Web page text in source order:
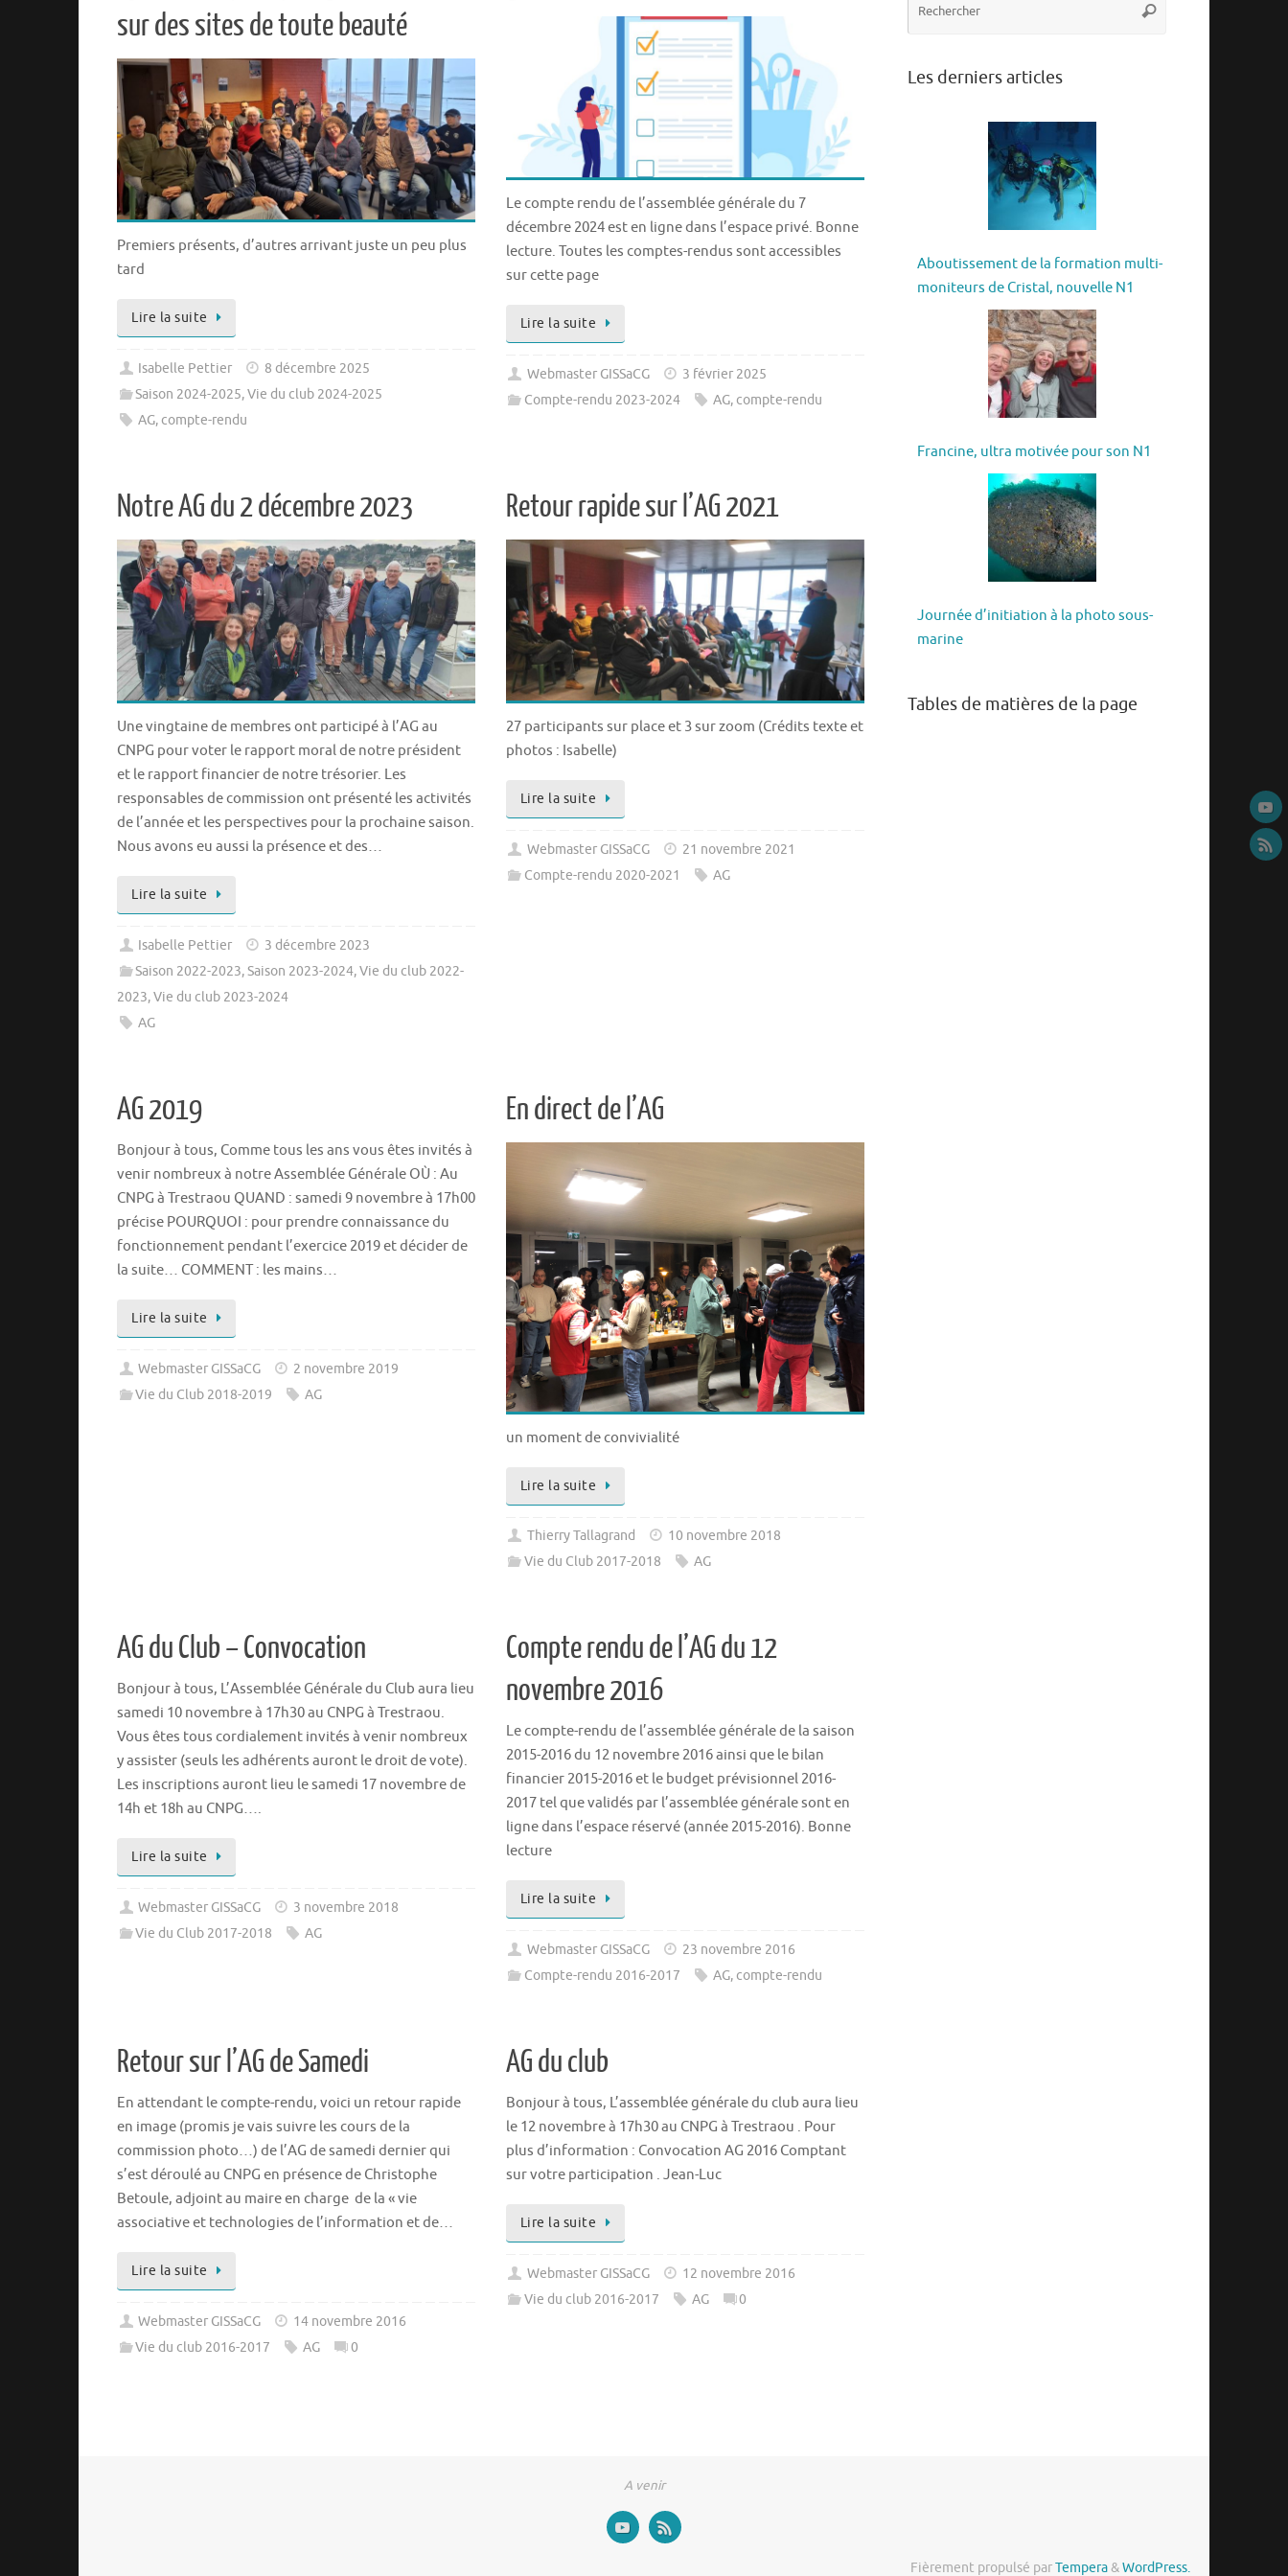
sur des sites de toute beauté
Premiers présents, d’autres arrivant juste un peu plus
tard
Lire la suite
Isabelle Pettier
8 décembre 2025
Saison 2024-2025,Vie du club 2024-2025
AG, compte-rendu
Le compte rendu de l’assemblée générale du 7
décembre 2024 est en ligne dans l’espace privé. Bonne
lecture. Toutes les comptes-rendus sont accessibles
sur cette page
Lire la suite
Webmaster GISSaCG
3 février 2025
Compte-rendu 2023-2024
AG, compte-rendu
Notre AG du 2 décembre 2023
Une vingtaine de membres ont participé à l’AG au
CNPG pour voter le rapport moral de notre président
et le rapport financier de notre trésorier. Les
responsables de commission ont présenté les activités
de l’année et les perspectives pour la prochaine saison.
Nous avons eu aussi la présence et des…
Lire la suite
Isabelle Pettier
3 décembre 2023
Saison 2022-2023,Saison 2023-2024,Vie du club 2022-
2023,Vie du club 2023-2024
AG
Retour rapide sur l’AG 2021
27 participants sur place et 3 sur zoom (Crédits texte et
photos : Isabelle)
Lire la suite
Webmaster GISSaCG
21 novembre 2021
Compte-rendu 2020-2021
AG
AG 2019
Bonjour à tous, Comme tous les ans vous êtes invités à
venir nombreux à notre Assemblée Générale OÙ : Au
CNPG à Trestraou QUAND : samedi 9 novembre à 17h00
précise POURQUOI : pour prendre connaissance du
fonctionnement pendant l’exercice 2019 et décider de
la suite… COMMENT : les mains…
Lire la suite
Webmaster GISSaCG
2 novembre 2019
Vie du Club 2018-2019
AG
En direct de l’AG
un moment de convivialité
Lire la suite
Thierry Tallagrand
10 novembre 2018
Vie du Club 2017-2018
AG
AG du Club – Convocation
Bonjour à tous, L’Assemblée Générale du Club aura lieu
samedi 10 novembre à 17h30 au CNPG à Trestraou.
Vous êtes tous cordialement invités à venir nombreux
y assister (seuls les adhérents auront le droit de vote).
Les inscriptions auront lieu le samedi 17 novembre de
14h et 18h au CNPG….
Lire la suite
Webmaster GISSaCG
3 novembre 2018
Vie du Club 2017-2018
AG
Compte rendu de l’AG du 12
novembre 2016
Le compte-rendu de l’assemblée générale de la saison
2015-2016 du 12 novembre 2016 ainsi que le bilan
financier 2015-2016 et le budget prévisionnel 2016-
2017 tel que validés par l’assemblée générale sont en
ligne dans l’espace réservé (année 2015-2016). Bonne
lecture
Lire la suite
Webmaster GISSaCG
23 novembre 2016
Compte-rendu 2016-2017
AG, compte-rendu
Retour sur l’AG de Samedi
En attendant le compte-rendu, voici un retour rapide
en image (promis je vais suivre les cours de la
commission photo…) de l’AG de samedi dernier qui
s’est déroulé au CNPG en présence de Christophe
Betoule, adjoint au maire en charge de la « vie
associative et technologies de l’information et de…
Lire la suite
Webmaster GISSaCG
14 novembre 2016
Vie du club 2016-2017
AG 0
AG du club
Bonjour à tous, L’assemblée générale du club aura lieu
le 12 novembre à 17h30 au CNPG à Trestraou . Pour
plus d’information : Convocation AG 2016 Comptant
sur votre participation . Jean-Luc
Lire la suite
Webmaster GISSaCG
12 novembre 2016
Vie du club 2016-2017
AG 0
Rechercher
Les derniers articles
Aboutissement de la formation multi-
moniteurs de Cristal, nouvelle N1
Francine, ultra motivée pour son N1
Journée d’initiation à la photo sous-
marine
Tables de matières de la page
A venir
Fièrement propulsé parTempera&WordPress.